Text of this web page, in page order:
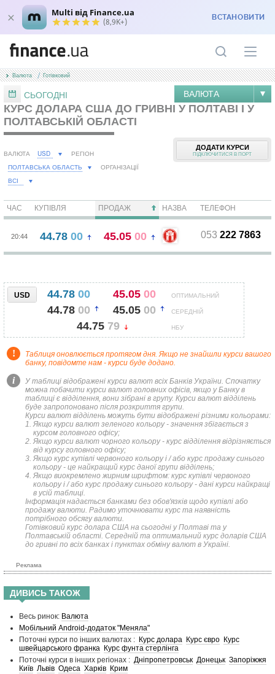
Multi від Finance.ua
(8,9K+) ВСТАНОВИТИ
Валюта Готівковий
ВАЛЮТА
СЬОГОДНІ
КУРС ДОЛАРА США ДО ГРИВНІ У ПОЛТАВІ І У
ПОЛТАВСЬКІЙ ОБЛАСТІ
ДОДАТИ КУРСИ
ПІДКЛЮЧИТИСЯ В ПОРТ
ВАЛЮТА USD РЕГІОН
ПОЛТАВСЬКА ОБЛАСТЬ ОРГАНІЗАЦІЇ
ВСІ
ЧАС КУПІВЛЯ ПРОДАЖ НАЗВА ТЕЛЕФОН
20:44 44.78 00 45.05 00 053 222 7863
USD 44.78 00 45.05 00 ОПТИМАЛЬНИЙ
44.78 00 45.05 00 СЕРЕДНІЙ
44.75 79 НБУ
!
Таблиця оновлюється протягом дня. Якщо не знайшли курси вашого
банку, повідомте нам - курси буде додано.
i
У таблиці відображені курси валют всіх Банків України. Спочатку
можна побачити курси валют головних офісів, якщо у Банку в
таблиці є відділення, вони зібрані в групу. Курси валют відділень
буде запропоновано після розкриття групи.
Курси валют відділень можуть бути відображені різними кольорами:
Якщо курси валют зеленого кольору - значення збігається з
курсом головного офісу;
Якщо курси валют чорного кольору - курс відділення відрізняється
від курсу головного офісу;
Якщо курс купівлі червоного кольору і / або курс продажу синього
кольору - це найкращий курс даної групи відділень;
Якщо виокремлено жирним шрифтом: курс купівлі червоного
кольору і / або курс продажу синього кольору - дані курси найкращі
в усій таблиці.
Інформація надається банками без обов'язків щодо купівлі або
продажу валюти. Радимо уточнювати курс та наявність
потрібного обсягу валюти.
Готівковий курс долара США на сьогодні у Полтаві та у
Полтавській області. Середній та оптимальний курс доларів США
до гривні по всіх банках і пунктах обміну валют в Україні.
Реклама
ДИВИСЬ ТАКОЖ
Весь ринок: Валюта
Мобільний Android-додаток "Меняла"
Поточні курси по інших валютах : Курс долара Курс євро Курс
швейцарського франка Курс фунта стерлінга
Поточні курси в інших регіонах : Дніпропетровськ Донецьк Запоріжжя
Київ Львів Одеса Харків Крим